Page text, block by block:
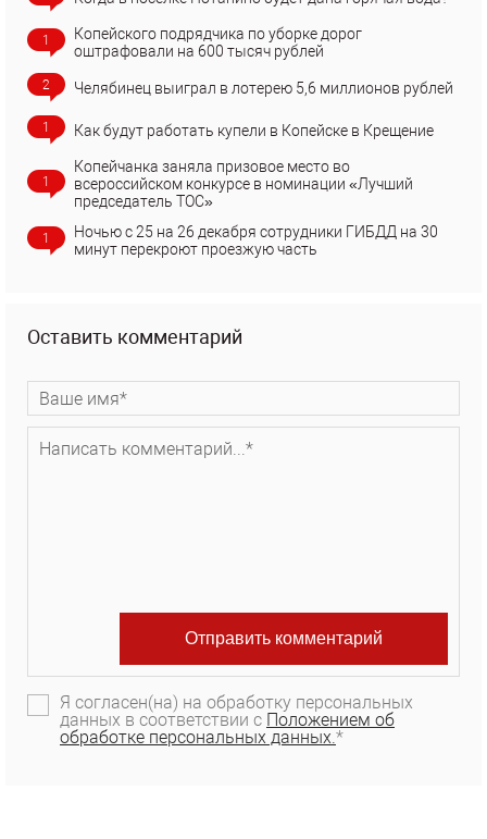
1
Копейского подрядчика по уборке дорог
оштрафовали на 600 тысяч рублей
2 Челябинец выиграл в лотерею 5,6 миллионов рублей
1 Как будут работать купели в Копейске в Крещение
1
Копейчанка заняла призовое место во
всероссийском конкурсе в номинации «Лучший
председатель ТОС»
1
Ночью с 25 на 26 декабря сотрудники ГИБДД на 30
минут перекроют проезжую часть
Оставить комментарий
Я согласен(на) на обработку персональных
данных в соответствии с Положением об
обработке персональных данных.*